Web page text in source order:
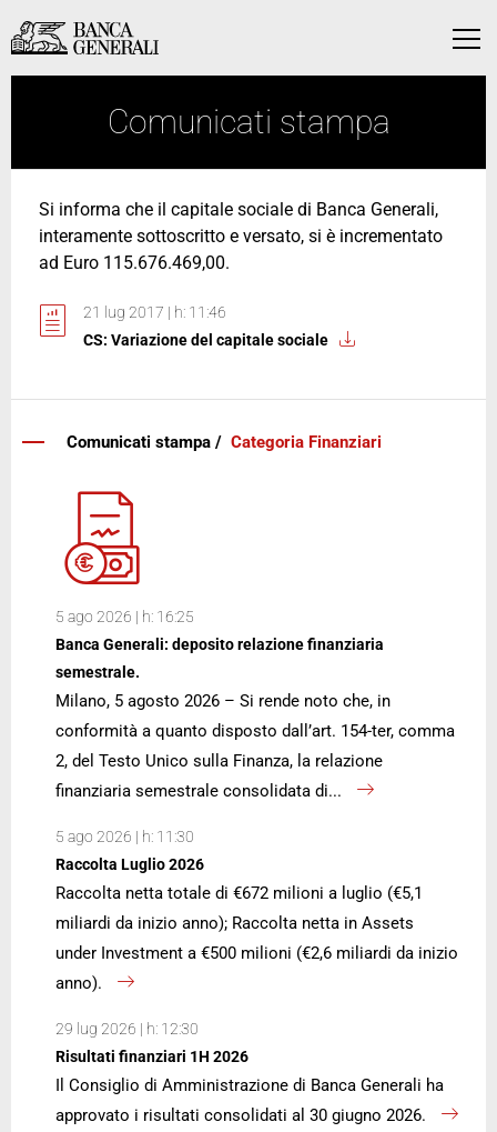
Vai al contenuto principale
Menu
Vai al contenuto principale
Comunicati stampa
Si informa che il capitale sociale di Banca Generali,
interamente sottoscritto e versato, si è incrementato
ad Euro 115.676.469,00.
21 lug 2017 | h: 11:46
CS: Variazione del capitale sociale
Comunicati stampa / Categoria Finanziari
5 ago 2026 | h: 16:25
Banca Generali: deposito relazione finanziaria
semestrale.
Milano, 5 agosto 2026 – Si rende noto che, in
conformità a quanto disposto dall’art. 154-ter, comma
2, del Testo Unico sulla Finanza, la relazione
finanziaria semestrale consolidata di...
5 ago 2026 | h: 11:30
Raccolta Luglio 2026
Raccolta netta totale di €672 milioni a luglio (€5,1
miliardi da inizio anno); Raccolta netta in Assets
under Investment a €500 milioni (€2,6 miliardi da inizio
anno).
29 lug 2026 | h: 12:30
Risultati finanziari 1H 2026
Il Consiglio di Amministrazione di Banca Generali ha
approvato i risultati consolidati al 30 giugno 2026.